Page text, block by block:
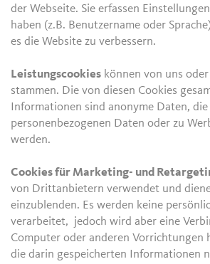
der Webseite. Sie erfassen
haben (z.B. Benutzername oder
es die Website zu verbessern.
Leistungscookies können von uns
stammen. Die von diesen Cookies
Informationen sind anonyme Daten,
personenbezogenen Daten oder zu
werden.
Cookies für Marketing- und
von Drittanbietern verwendet und
einzublenden. Es werden keine
verarbeitet, jedoch wird aber eine
Computer oder anderen Vorrichtungen
die darin gespeicherten Informationen